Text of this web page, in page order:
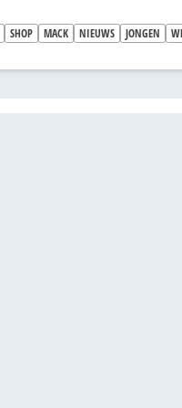
SHOP MACK NIEUWS JONGEN